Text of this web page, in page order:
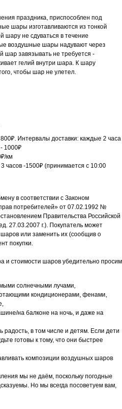
праздника, приспособлен под
шары изготавливаются из тонкой
шару не сдуваться в течение
воздушные шары надувают через
шар завязывать не требуется -
гелий внутри шара. К шару
чтобы шар не улетел.
Интервалы доставки: каждые 2 часа
1000₽
км
часов -1500₽ (принимается с 10:00
в соответствии с Законом
потребителей» от 07.02.1992 №
Правительства Российской
27.03.2007 г.). Покупатель может
или заменить их (сообщив о
покупки.
и стоимости шаров убедительно просим
солнечными лучами,
кондиционерами, фенами,
на балконе на ночь, и даже на
в том числе и детям. Если дети
готовы к тому, что они быстрее
композиции воздушных шаров
мы не даём, поскольку погодные
Но мы всегда посоветуем вам,